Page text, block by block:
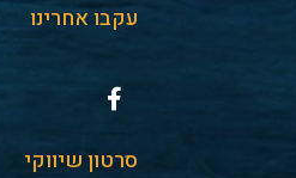
עקבו אחרינו
סרטון שיווקי